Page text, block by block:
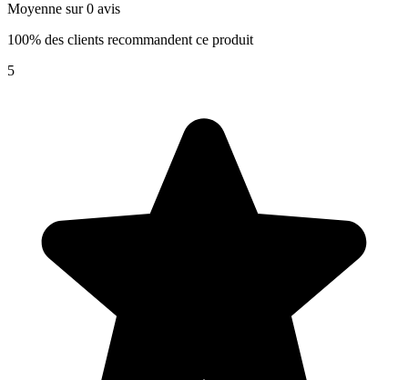
Moyenne sur 0 avis
100% des clients recommandent ce produit
5